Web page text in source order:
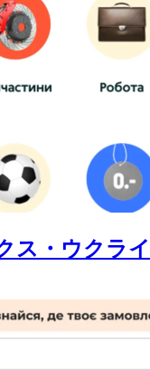
ス・ウクラ